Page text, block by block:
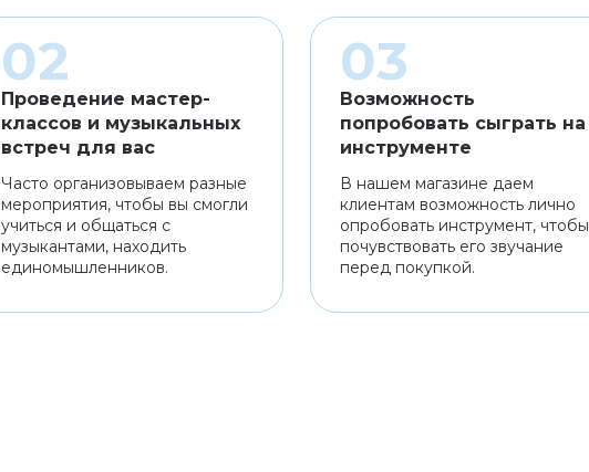
Проведение мастер-
классов и музыкальных
встреч для вас
Часто организовываем разные
мероприятия, чтобы вы смогли
учиться и общаться с
музыкантами, находить
единомышленников.
Возможность
попробовать сыграть на
инструменте
В нашем магазине даем
клиентам возможность лично
опробовать инструмент, чтобы
почувствовать его звучание
перед покупкой.